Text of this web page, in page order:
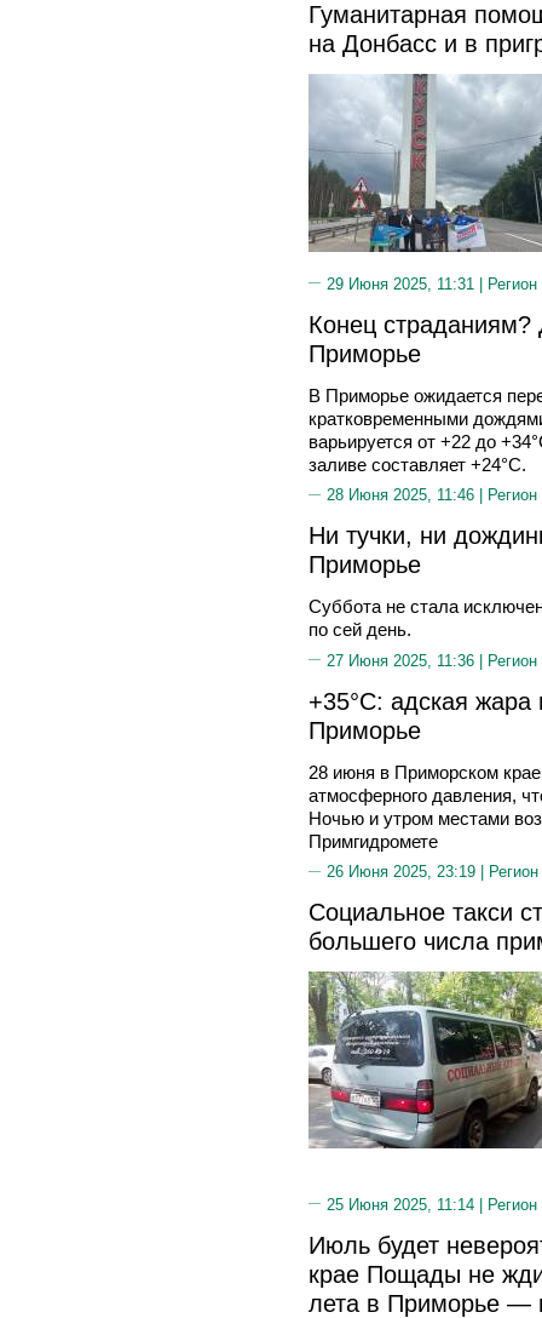
Гуманитарная
на Донбасс и в
29 Июня 2025, 11:31 | Регион
Конец страданиям?
Приморье
В Приморье ожидается
кратковременными
варьируется от +22 до
заливе составляет +24°C.
28 Июня 2025, 11:46 |
Ни тучки, ни
Приморье
Суббота не стала
по сей день.
27 Июня 2025, 11:36 | Регион
+35°C: адская
Приморье
28 июня в Приморском
атмосферного давления,
Ночью и утром местами
Примгидромете
26 Июня 2025, 23:19 |
Социальное такси
большего числа
25 Июня 2025, 11:14 | Регион
Июль будет
крае Пощады не
лета в Приморье —